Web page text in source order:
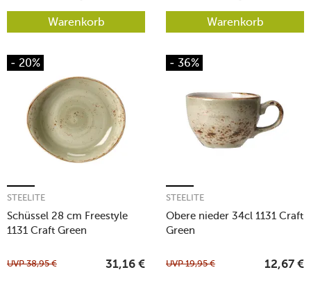
Warenkorb Warenkorb
- 20%
Schüssel 28 cm Freestyle
1131 Craft Green
STEELITE
UVP38,95 € 31,16 €
- 36%
Obere nieder 34cl 1131 Craft
Green
STEELITE
UVP19,95 € 12,67 €